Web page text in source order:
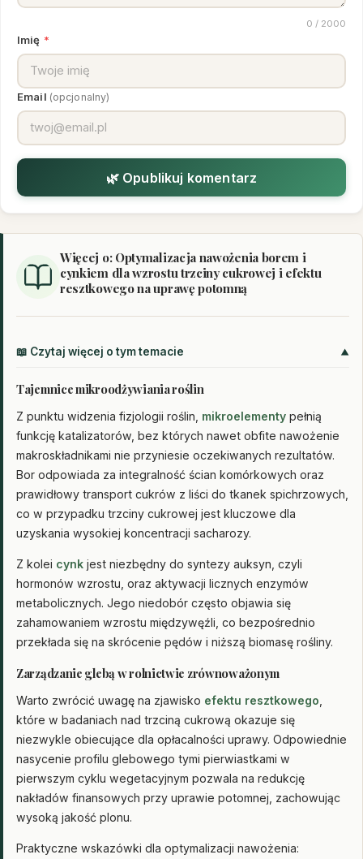
0 / 2000
Imię *
Email (opcjonalny)
🌿 Opublikuj komentarz
Więcej o: Optymalizacja nawożenia borem i
cynkiem dla wzrostu trzciny cukrowej i efektu
resztkowego na uprawę potomną
📖 Czytaj więcej o tym temacie
Tajemnice mikroodżywiania roślin
Z punktu widzenia fizjologii roślin, mikroelementy pełnią
funkcję katalizatorów, bez których nawet obfite nawożenie
makroskładnikami nie przyniesie oczekiwanych rezultatów.
Bor odpowiada za integralność ścian komórkowych oraz
prawidłowy transport cukrów z liści do tkanek spichrzowych,
co w przypadku trzciny cukrowej jest kluczowe dla
uzyskania wysokiej koncentracji sacharozy.
Z kolei cynk jest niezbędny do syntezy auksyn, czyli
hormonów wzrostu, oraz aktywacji licznych enzymów
metabolicznych. Jego niedobór często objawia się
zahamowaniem wzrostu międzywęźli, co bezpośrednio
przekłada się na skrócenie pędów i niższą biomasę rośliny.
Zarządzanie glebą w rolnictwie zrównoważonym
Warto zwrócić uwagę na zjawisko efektu resztkowego
które w badaniach nad trzciną cukrową okazuje się
niezwykle obiecujące dla opłacalności uprawy. Odpowiednie
nasycenie profilu glebowego tymi pierwiastkami w
pierwszym cyklu wegetacyjnym pozwala na redukcję
nakładów finansowych przy uprawie potomnej, zachowując
wysoką jakość plonu.
Praktyczne wskazówki dla optymalizacji nawożenia: